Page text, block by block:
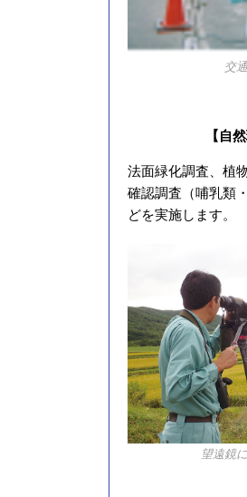
交
【自
法面緑化調査、植
確認調査（哺乳類
どを実施します。
望遠鏡